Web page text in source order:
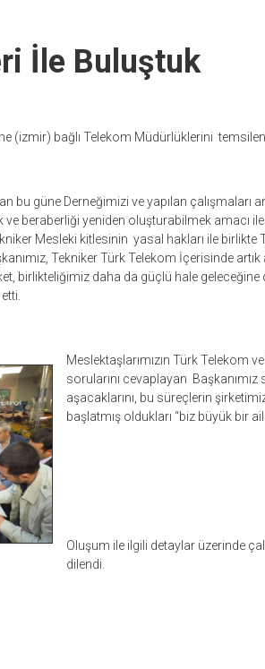
İle Buluştuk
(izmir) bağlı Telekom Müdürlüklerini
bu güne Derneğimizi ve yapılan çalışmaları
beraberliği yeniden oluşturabilmek amacı
Mesleki kitlesinin yasal hakları ile
Tekniker Türk Telekom İçerisinde
birlikteliğimiz daha da güçlü hale geleceğine
Meslektaşlarımızın Türk Telekom
sorularını cevaplayan
aşacaklarını, bu süreçlerin
başlatmış oldukları “biz büyük bir
Oluşum ile ilgili detaylar üzerinde
dilendi.